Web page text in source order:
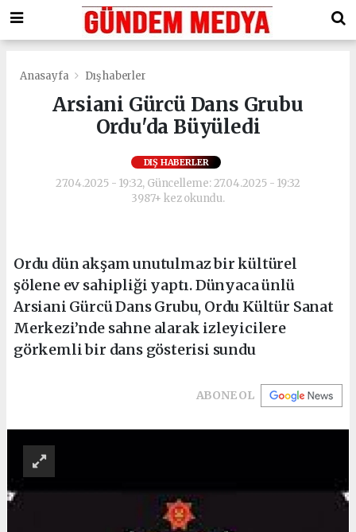
Anasayfa Dış haberler
Arsiani Gürcü Dans Grubu
Ordu'da Büyüledi
DIŞ HABERLER
27.04.2025 - 19:32, Güncelleme: 27.04.2025 - 19:32
3987+ kez okundu.
Ordu dün akşam unutulmaz bir kültürel
şölene ev sahipliği yaptı. Dünyaca ünlü
Arsiani Gürcü Dans Grubu, Ordu Kültür Sanat
Merkezi’nde sahne alarak izleyicilere
görkemli bir dans gösterisi sundu
ABONE OL